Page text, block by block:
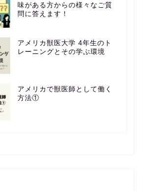
味がある方からの様々なご質
問に答えます！
アメリカ獣医大学 4年生のト
レーニングとその学ぶ環境
アメリカで獣医師として働く
方法①